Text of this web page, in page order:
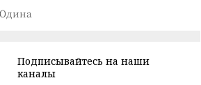
Подписывайтесь на наши
каналы